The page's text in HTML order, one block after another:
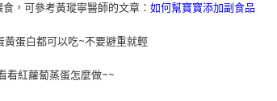
，可參考黃瑽寧醫師的文章： 如何幫寶寶添加副食品
黃蛋白都可以吃~不要避重就輕
看紅蘿蔔蒸蛋怎麼做~~